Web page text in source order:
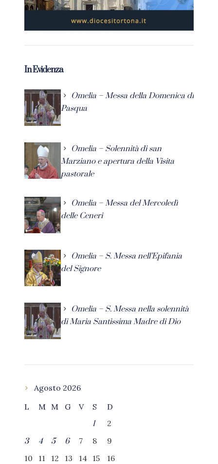
In Evidenza
Omelia – Messa della Domenica di
Pasqua
Omelia – Solennità di san
Marziano e apertura della Visita
pastorale
Omelia – Messa del Mercoledì
delle Ceneri
Omelia – S. Messa nell’Epifania
del Signore
Omelia – S. Messa nella solennità
di Maria Santissima Madre di Dio
Agosto 2026
L
M M G V S
D
1
2
3
4 5 6 7 8
9
10
11 12 13 14 15
16